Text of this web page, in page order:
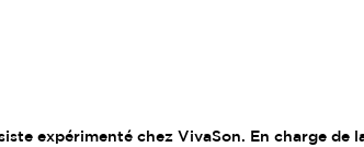
expérimenté chez VivaSon. En charge de